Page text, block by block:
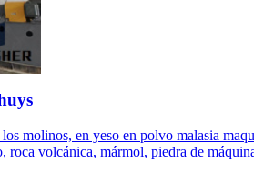
molinos, en yeso en polvo malasia
roca volcánica, mármol, piedra de